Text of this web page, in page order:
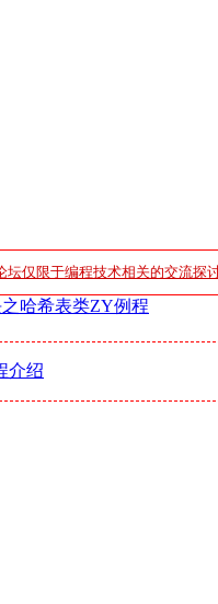
坛仅限于编程技术相关的交流
哈希表类ZY例程
介绍